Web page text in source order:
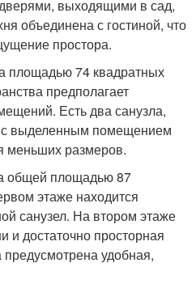
выходящими в сад,
объединена с гостиной, что
простора.
площадью 74 квадратных
предполагает
Есть два санузла,
с выделенным помещением
меньших размеров.
общей площадью 87
этаже находится
санузел. На втором этаже
и достаточно просторная
удобная,